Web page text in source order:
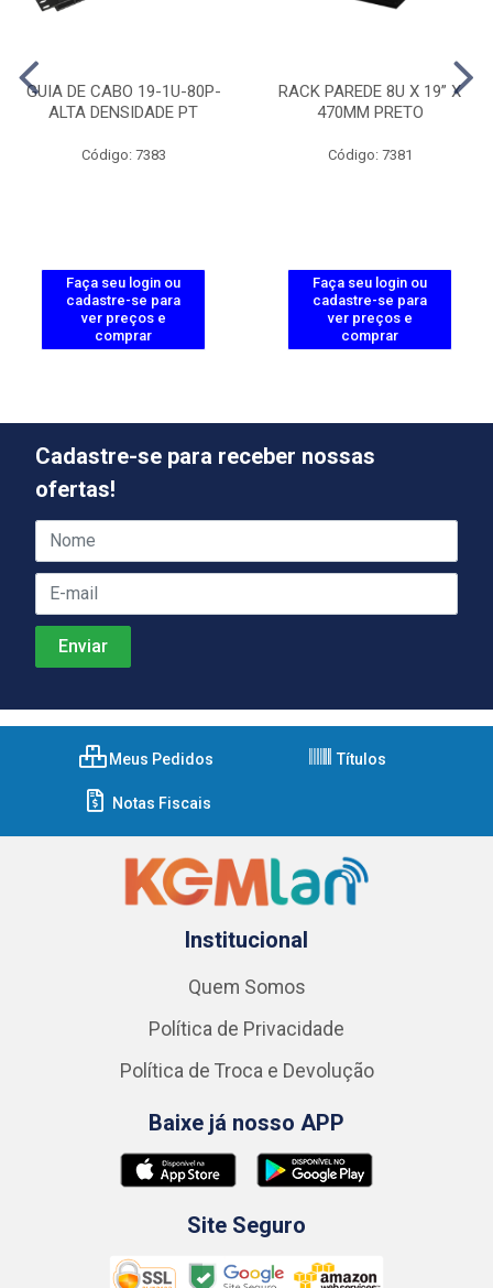
GUIA DE CABO 19-1U-80P-
ALTA DENSIDADE PT
Código: 7383
Faça seu login ou
cadastre-se para
ver preços e
comprar
RACK PAREDE 8U X 19” X
470MM PRETO
Código: 7381
Faça seu login ou
cadastre-se para
ver preços e
comprar
Cadastre-se para receber nossas
ofertas!
Meus Pedidos Títulos
Notas Fiscais
Institucional
Quem Somos
Política de Privacidade
Política de Troca e Devolução
Baixe já nosso APP
Site Seguro